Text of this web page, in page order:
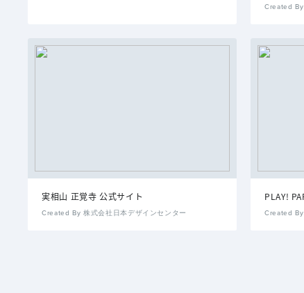
Created
実相山 正覚寺 公式サイト
Created By 株式会社日本デザインセンター
PLAY!
Created